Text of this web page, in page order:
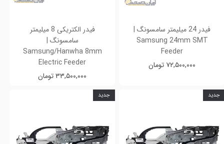
فیدر 24 میلیمتر سامسونگ |
Samsung 24mm SMT
Feeder
۷۲,۵۰۰,۰۰۰ تومان
فیدر الکتریکی 8 میلیمتر
سامسونگ |
Samsung/Hanwha 8mm
Electric Feeder
۳۳,۵۰۰,۰۰۰ تومان
جدید جدید